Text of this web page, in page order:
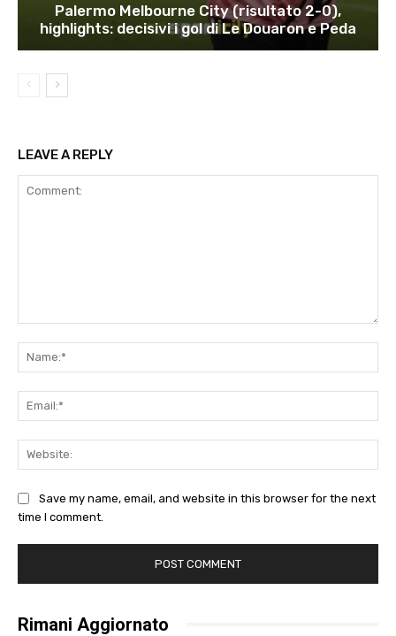
Palermo Melbourne City (risultato 2-0),
highlights: decisivi i gol di Le Douaron e Peda
LEAVE A REPLY
Save my name, email, and website in this browser for the next
time I comment.
Rimani Aggiornato